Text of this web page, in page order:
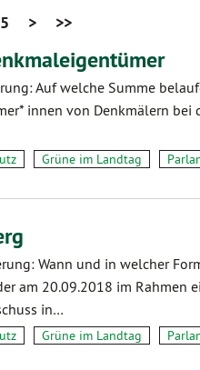
5 > >>
Auf welche Summe
innen von Denkmälern bei
Grüne im Landtag
Wann und in welcher
am 20.09.2018 im Rahmen
in…
Grüne im Landtag